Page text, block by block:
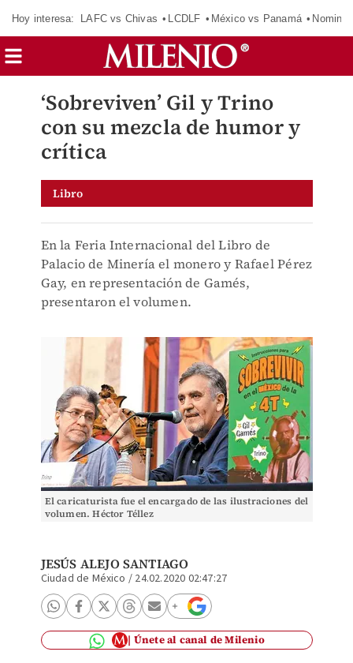
Hoy interesa: LAFC vs Chivas LCDLF México vs Panamá
‘Sobreviven’ Gil y Trino
con su mezcla de humor y
crítica
Libro
En la Feria Internacional del Libro de
Palacio de Minería el monero y Rafael Pérez
Gay, en representación de Gamés,
presentaron el volumen.
El caricaturista fue el encargado de las ilustraciones del
volumen. Héctor Téllez
JESÚS ALEJO SANTIAGO
Ciudad de México / 24.02.2020 02:47:27
Únete al canal de Milenio